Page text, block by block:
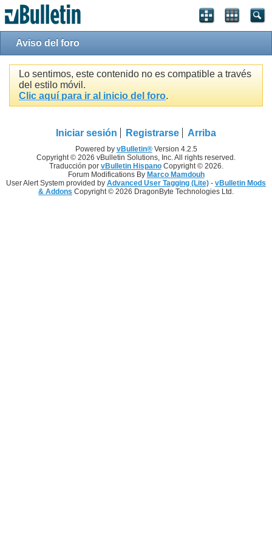
Aviso del foro
Lo sentimos, este contenido no es compatible a través
del estilo móvil.
Clic aquí para ir al inicio del foro.
Iniciar sesión Registrarse Arriba
Powered by vBulletin®Version 4.2.5
Copyright © 2026 vBulletin Solutions, Inc. All rights reserved.
Traducción por vBulletin HispanoCopyright © 2026.
Forum Modifications By Marco Mamdouh
User Alert System provided by Advanced User Tagging (Lite) - vBulletin Mods
& Addons Copyright © 2026 DragonByte Technologies Ltd.